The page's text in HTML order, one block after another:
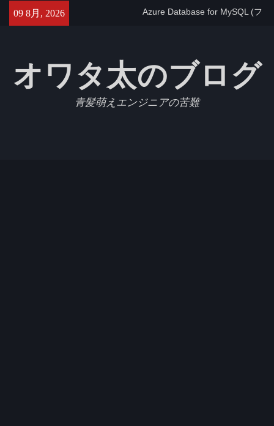
09 8月, 2026
Azure Database for MySQL (フ
【GCP】Cloud SQLでtimezone
を変更する
【Jest】Slack APIをモックにし
たテストを書いたのでメモ
オワタ太のブログ
青髪萌えエンジニアの苦難